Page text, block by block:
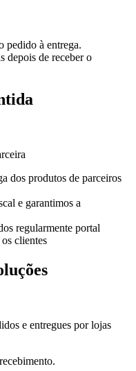
pedido à entrega.
depois de receber o
dos produtos de parceiros
e garantimos a
regularmente portal
clientes
e entregues por lojas